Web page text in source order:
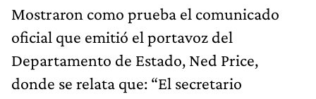
Mostraron como prueba el comunicado
oficial que emitió el portavoz del
Departamento de Estado, Ned Price,
donde se relata que: “El secretario